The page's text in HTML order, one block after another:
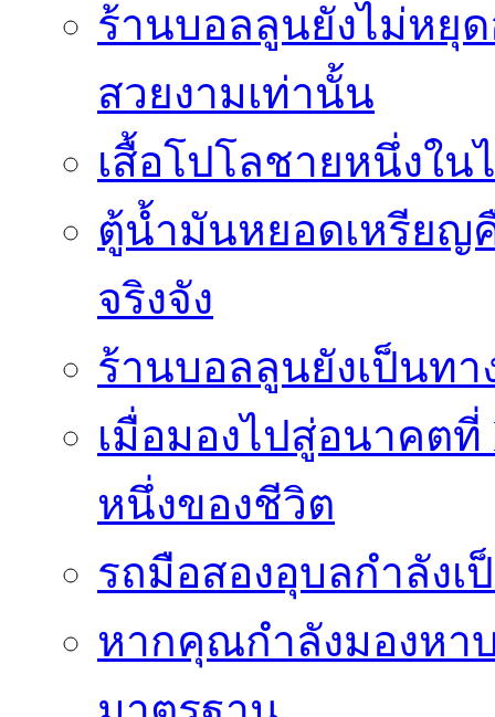
ร้านบอลลูนยังไม่หยุ
สวยงามเท่านั้น
เสื้อโปโลชายหนึ่งใ
ตู้น้ำมันหยอดเหรียญ
จริงจัง
ร้านบอลลูนยังเป็นทา
เมื่อมองไปสู่อนาคตที่
หนึ่งของชีวิต
รถมือสองอุบลกำลัง
หากคุณกำลังมองหา